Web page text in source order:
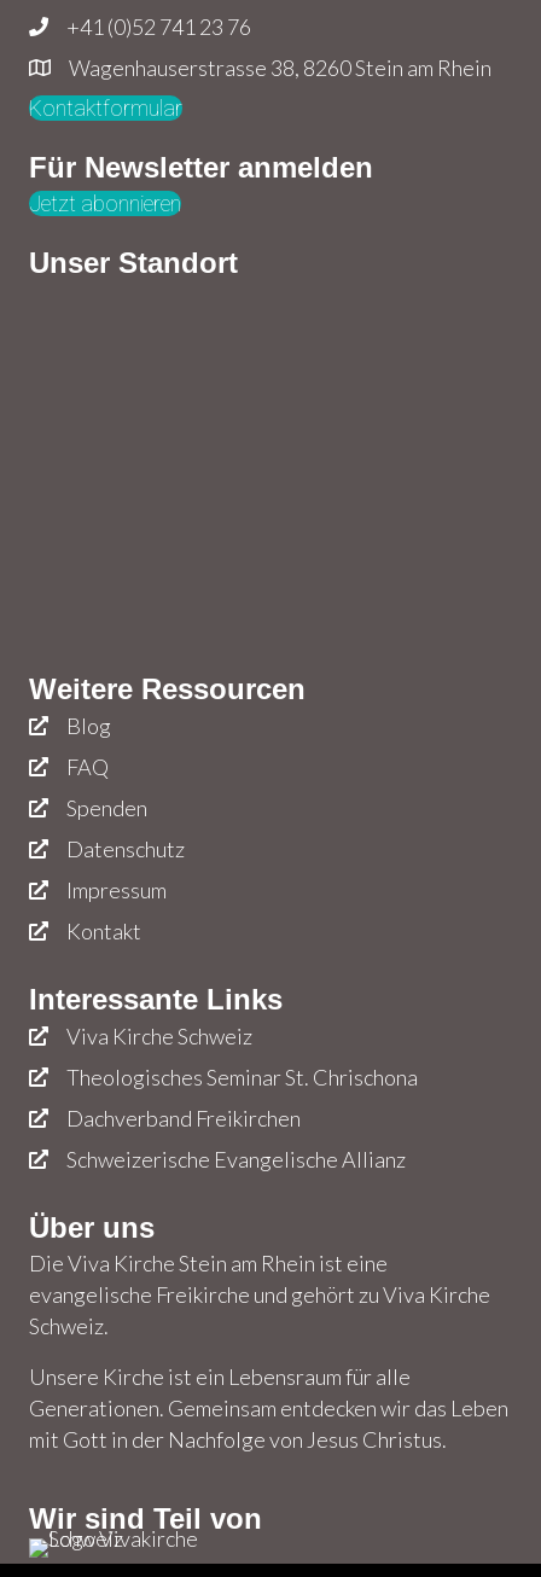
+41 (0)52 741 23 76
Wagenhauserstrasse 38, 8260 Stein am Rhein
Kontaktformular
Für Newsletter anmelden
Jetzt abonnieren
Unser Standort
Weitere Ressourcen
Blog
FAQ
Spenden
Datenschutz
Impressum
Kontakt
Interessante Links
Viva Kirche Schweiz
Theologisches Seminar St. Chrischona
Dachverband Freikirchen
Schweizerische Evangelische Allianz
Über uns
Die Viva Kirche Stein am Rhein ist eine
evangelische Freikirche und gehört zu Viva Kirche
Schweiz.
Unsere Kirche ist ein Lebensraum für alle
Generationen. Gemeinsam entdecken wir das Leben
mit Gott in der Nachfolge von Jesus Christus.
Wir sind Teil von